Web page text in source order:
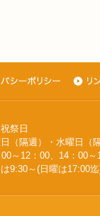
祭日
）・水曜日（隔
～12：00、14：00～
(日曜は17:00迄